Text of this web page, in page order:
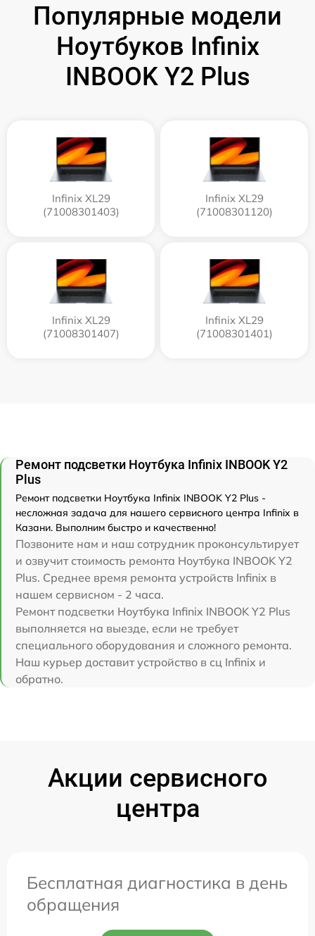
Популярные модели
Ноутбуков Infinix
INBOOK Y2 Plus
Infinix XL29
(71008301403)
Infinix XL29
(71008301120)
Infinix XL29
(71008301407)
Infinix XL29
(71008301401)
Ремонт подсветки Ноутбука Infinix INBOOK Y2
Plus
Ремонт подсветки Ноутбука Infinix INBOOK Y2 Plus -
несложная задача для нашего сервисного центра Infinix в
Казани. Выполним быстро и качественно!
Позвоните нам и наш сотрудник проконсультирует
и озвучит стоимость ремонта Ноутбука INBOOK Y2
Plus. Среднее время ремонта устройств Infinix в
нашем сервисном - 2 часа.
Ремонт подсветки Ноутбука Infinix INBOOK Y2 Plus
выполняется на выезде, если не требует
специального оборудования и сложного ремонта.
Наш курьер доставит устройство в сц Infinix и
обратно.
Акции сервисного
центра
Бесплатная диагностика в день
обращения